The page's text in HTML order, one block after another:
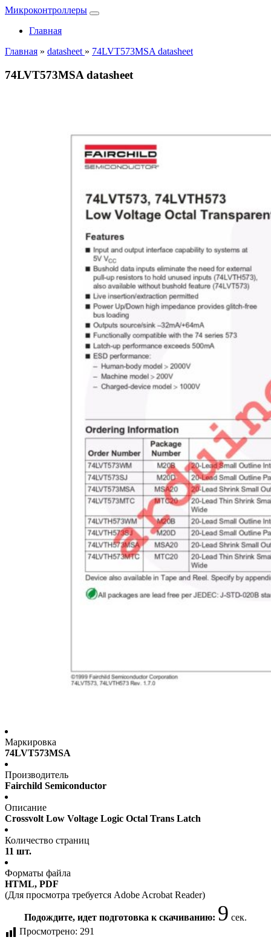
Микроконтроллеры
Главная
Главная » datasheet » 74LVT573MSA datasheet
74LVT573MSA datasheet
Маркировка
74LVT573MSA
Производитель
Fairchild Semiconductor
Описание
Crossvolt Low Voltage Logic Octal Trans Latch
Количество страниц
11 шт.
Форматы файла
HTML, PDF
(Для просмотра требуется Adobe Acrobat Reader)
Подождите, идет подготовка к скачиванию: 8 сек.
Просмотрено: 291